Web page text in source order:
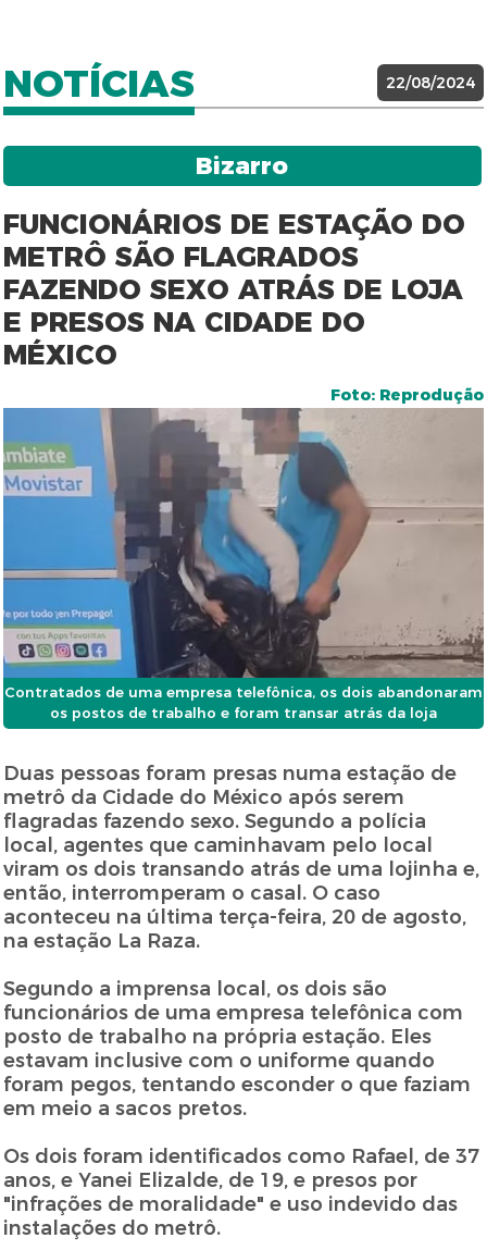
NOTÍCIAS 22/08/2024
Bizarro
FUNCIONÁRIOS DE ESTAÇÃO DO
METRÔ SÃO FLAGRADOS
FAZENDO SEXO ATRÁS DE LOJA
E PRESOS NA CIDADE DO
MÉXICO
Foto: Reprodução
Contratados de uma empresa telefônica, os dois abandonaram
os postos de trabalho e foram transar atrás da loja
Duas pessoas foram presas numa estação de
metrô da Cidade do México após serem
flagradas fazendo sexo. Segundo a polícia
local, agentes que caminhavam pelo local
viram os dois transando atrás de uma lojinha e,
então, interromperam o casal. O caso
aconteceu na última terça-feira, 20 de agosto,
na estação La Raza.
Segundo a imprensa local, os dois são
funcionários de uma empresa telefônica com
posto de trabalho na própria estação. Eles
estavam inclusive com o uniforme quando
foram pegos, tentando esconder o que faziam
em meio a sacos pretos.
Os dois foram identificados como Rafael, de 37
anos, e Yanei Elizalde, de 19, e presos por
"infrações de moralidade" e uso indevido das
instalações do metrô.